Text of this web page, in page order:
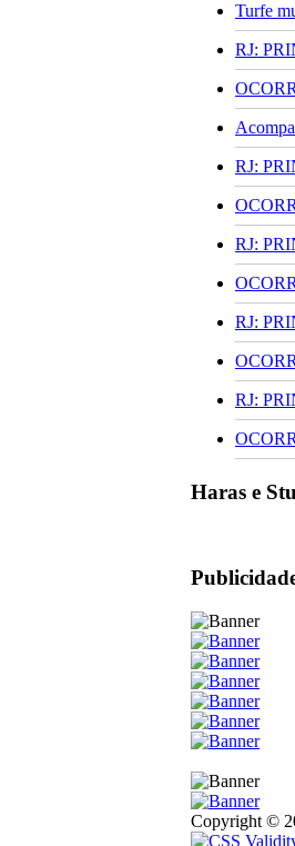
Turfe
RJ:
RJ:
RJ:
RJ:
RJ:
Haras e
Copyright ©